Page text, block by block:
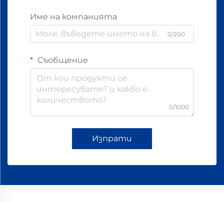
Име на компанията
0/200
Съобщение
0/1000
Изпрати